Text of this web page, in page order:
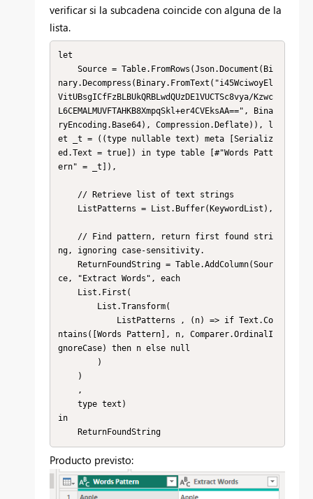
verificar si la subcadena coincide con alguna de la
lista.
let
nary.Decompress(Binary.FromText("i45WciwoyEl
VitUBsgICfFzBLBUkQRBLwdQUzDE1VUCTSc8vya/Kzwc
L6CEMALMUVFTAHKB8XmpqSkl+er4CVEksAA==", Bina
ryEncoding.Base64), Compression.Deflate)), l
et _t = ((type nullable text) meta [Serializ
ed.Text = true]) in type table [#"Words Patt
ern" = _t]),
ng, ignoring case-sensitivity.
ce, "Extract Words", each
ntains([Words Pattern], n, Comparer.OrdinalI
gnoreCase) then n else null
in
    ReturnFoundString
Producto previsto: